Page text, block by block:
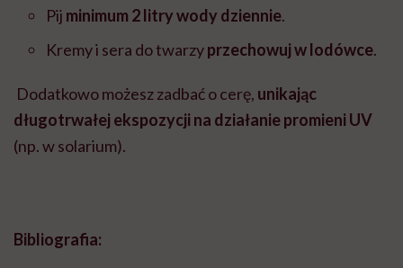
Pij minimum 2 litry wody dziennie.
Kremy i sera do twarzyprzechowuj w lodówce.
Dodatkowo możesz zadbać o cerę, unikając
długotrwałej ekspozycji na działanie promieni UV
(np. w solarium).
Bibliografia: